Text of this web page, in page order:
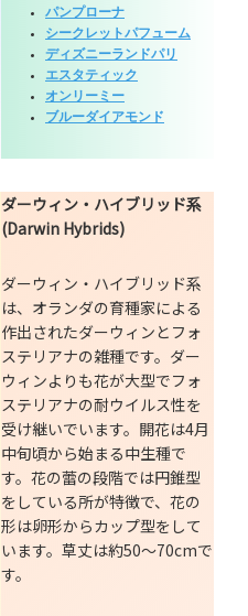
パンプローナ
シークレットパフューム
ディズニーランドパリ
エスタティック
オンリーミー
ブルーダイアモンド
ダーウィン・ハイブリッド系
(Darwin Hybrids)
ダーウィン・ハイブリッド系
は、オランダの育種家による
作出されたダーウィンとフォ
ステリアナの雑種です。ダー
ウィンよりも花が大型でフォ
ステリアナの耐ウイルス性を
受け継いでいます。開花は4月
中旬頃から始まる中生種で
す。花の蕾の段階では円錐型
をしている所が特徴で、花の
形は卵形からカップ型をして
います。草丈は約50～70cmで
す。